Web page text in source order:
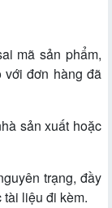
mã sản phẩm,
đơn hàng đã
sản xuất hoặc
trạng, đầy
liệu đi kèm.